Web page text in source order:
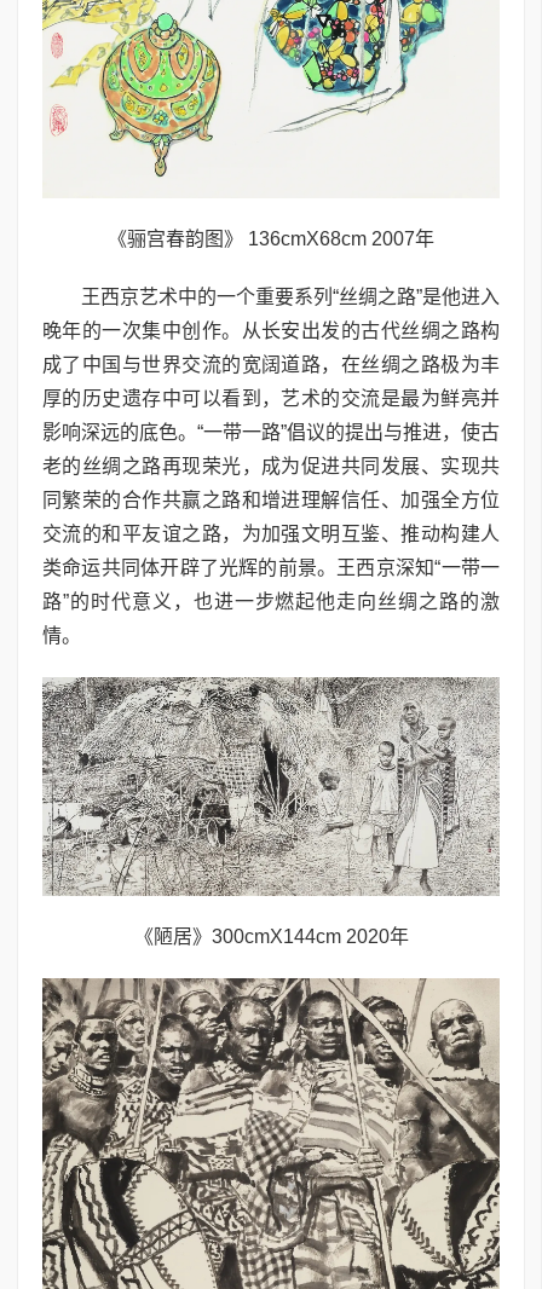
《骊宫春韵图》 136cmX68cm 2007年
王西京艺术中的一个重要系列“丝绸之路”是他进入
晚年的一次集中创作。从长安出发的古代丝绸之路构
成了中国与世界交流的宽阔道路，在丝绸之路极为丰
厚的历史遗存中可以看到，艺术的交流是最为鲜亮并
影响深远的底色。“一带一路”倡议的提出与推进，使古
老的丝绸之路再现荣光，成为促进共同发展、实现共
同繁荣的合作共赢之路和增进理解信任、加强全方位
交流的和平友谊之路，为加强文明互鉴、推动构建人
类命运共同体开辟了光辉的前景。王西京深知“一带一
路”的时代意义，也进一步燃起他走向丝绸之路的激
情。
《陋居》300cmX144cm 2020年